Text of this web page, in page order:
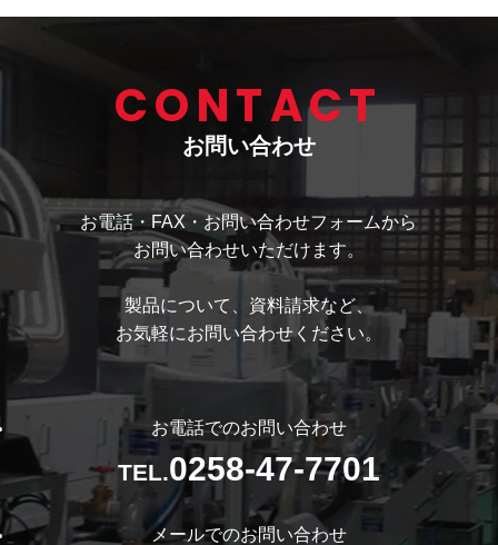
CONTACT
お問い合わせ
お電話・FAX・お問い合わせフォームから
お問い合わせいただけます。
製品について、資料請求など、
お気軽にお問い合わせください。
お電話でのお問い合わせ
TEL.0258-47-7701
メールでのお問い合わせ